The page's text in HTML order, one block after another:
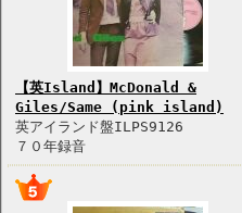
【英Island】McDonald &
Giles/Same (pink island)
英アイランド盤ILPS9126
７０年録音